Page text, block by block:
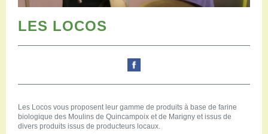
Aires de pique-nique
Randonner
Pratique
Nous contacter
LES LOCOS
Les Locos vous proposent leur gamme de produits à base de farine
biologique des Moulins de Quincampoix et de Marigny et issus de
divers produits issus de producteurs locaux.